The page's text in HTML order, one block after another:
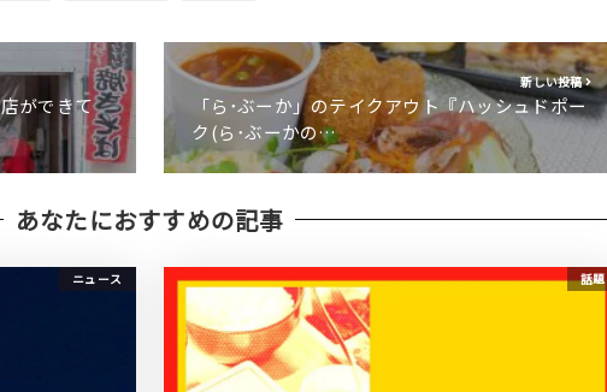
ができて
新しい投稿
「ら･ぶーか」のテイクアウト『ハッシュドポー
ク(ら･ぶーかの…
あなたにおすすめの記事
ニュース 話題